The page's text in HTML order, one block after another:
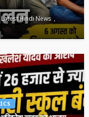
Latest Hindi News